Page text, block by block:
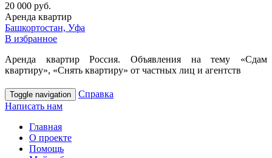
20 000 руб.
Аренда квартир
Башкортостан, Уфа
В избранное
Аренда квартир Россия. Объявления на тему «Сдам
квартиру», «Снять квартиру» от частных лиц и агентств
Toggle navigation
Справка
Написать нам
Главная
О проекте
Помощь